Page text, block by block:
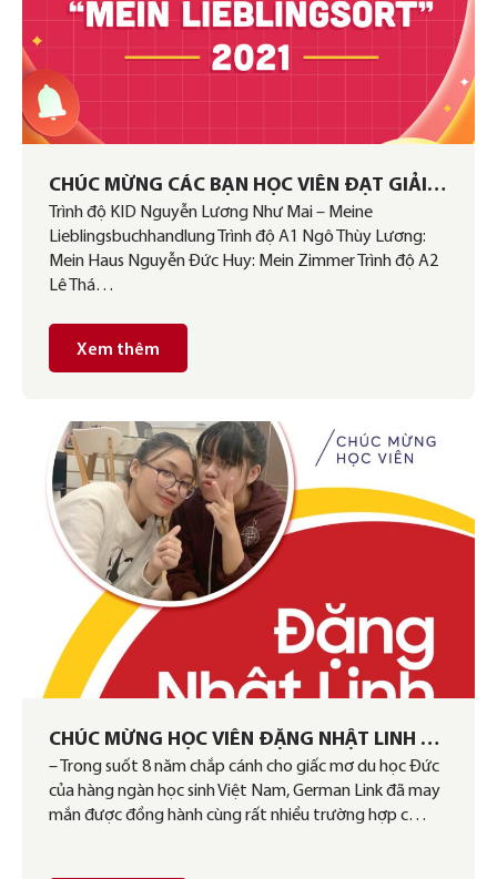
CHÚC MỪNG CÁC BẠN HỌC VIÊN ĐẠT GIẢI
CUỘC THI “MEIN LIEBLINGSORT” 2021
Trình độ KID Nguyễn Lương Như Mai – Meine
Lieblingsbuchhandlung Trình độ A1 Ngô Thùy Lương:
Mein Haus Nguyễn Đức Huy: Mein Zimmer Trình độ A2
Lê Thá…
Xem thêm
CHÚC MỪNG HỌC VIÊN ĐẶNG NHẬT LINH ĐÃ
CÓ VISA DU HỌC ĐỨC
– Trong suốt 8 năm chắp cánh cho giấc mơ du học Đức
của hàng ngàn học sinh Việt Nam, German Link đã may
mắn được đồng hành cùng rất nhiều trường hợp c…